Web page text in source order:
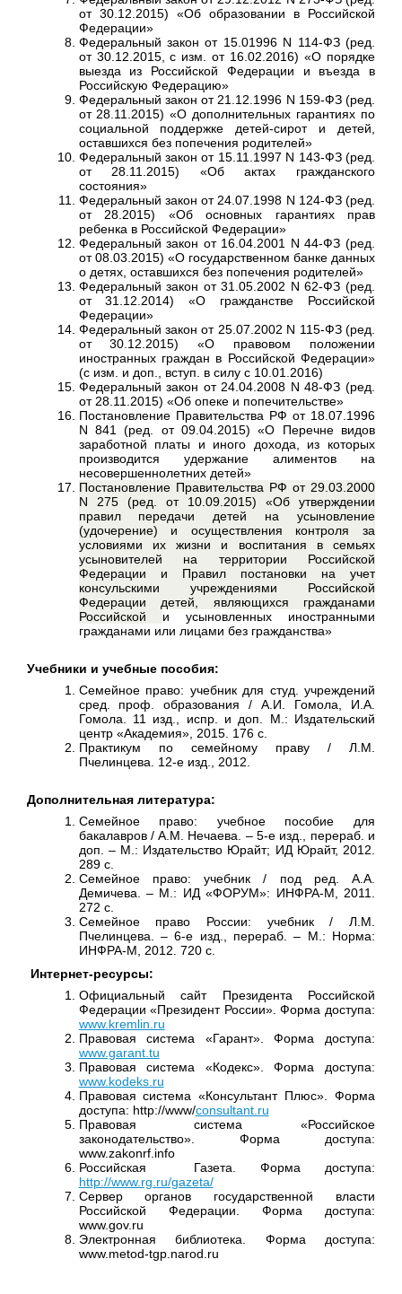
от 30.12.2015) «Об образовании в Российской
Федерации»
Федеральный закон от 15.01996 N 114-ФЗ (ред.
от 30.12.2015, с изм. от 16.02.2016) «О порядке
выезда из Российской Федерации и въезда в
Российскую Федерацию»
Федеральный закон от 21.12.1996 N 159-ФЗ (ред.
от 28.11.2015) «О дополнительных гарантиях по
социальной поддержке детей-сирот и детей,
оставшихся без попечения родителей»
Федеральный закон от 15.11.1997 N 143-ФЗ (ред.
от 28.11.2015) «Об актах гражданского
состояния»
Федеральный закон от 24.07.1998 N 124-ФЗ (ред.
от 28.2015) «Об основных гарантиях прав
ребенка в Российской Федерации»
Федеральный закон от 16.04.2001 N 44-ФЗ (ред.
от 08.03.2015) «О государственном банке данных
о детях, оставшихся без попечения родителей»
Федеральный закон от 31.05.2002 N 62-ФЗ (ред.
от 31.12.2014) «О гражданстве Российской
Федерации»
Федеральный закон от 25.07.2002 N 115-ФЗ (ред.
от 30.12.2015) «О правовом положении
иностранных граждан в Российской Федерации»
(с изм. и доп., вступ. в силу с 10.01.2016)
Федеральный закон от 24.04.2008 N 48-ФЗ (ред.
от 28.11.2015) «Об опеке и попечительстве»
Постановление Правительства РФ от 18.07.1996
N 841 (ред. от 09.04.2015) «О Перечне видов
заработной платы и иного дохода, из которых
производится удержание алиментов на
несовершеннолетних детей»
Постановление Правительства РФ от 29.03.2000
N 275 (ред. от 10.09.2015) «Об утверждении
правил передачи детей на усыновление
(удочерение) и осуществления контроля за
условиями их жизни и воспитания в семьях
усыновителей на территории Российской
Федерации и Правил постановки на учет
консульскими учреждениями Российской
Федерации детей, являющихся гражданами
Российской и усыновленных иностранными
гражданами или лицами без гражданства»
Учебники и учебные пособия:
Семейное право: учебник для студ. учреждений
сред. проф. образования / А.И. Гомола, И.А.
Гомола. 11 изд., испр. и доп. М.: Издательский
центр «Академия», 2015. 176 с.
Практикум по семейному праву / Л.М.
Пчелинцева. 12-е изд., 2012.
Дополнительная литература:
Семейное право: учебное пособие для
бакалавров / А.М. Нечаева. – 5-е изд., перераб. и
доп. – М.: Издательство Юрайт; ИД Юрайт, 2012.
289 с.
Семейное право: учебник / под ред. А.А.
Демичева. – М.: ИД «ФОРУМ»: ИНФРА-М, 2011.
272 с.
Семейное право России: учебник / Л.М.
Пчелинцева. – 6-е изд., перераб. – М.: Норма:
ИНФРА-М, 2012. 720 с.
Интернет-ресурсы:
Официальный сайт Президента Российской
Федерации «Президент России». Форма доступа:
www.kremlin.ru
Правовая система «Гарант». Форма доступа:
www.garant.tu
Правовая система «Кодекс». Форма доступа:
www.kodeks.ru
Правовая система «Консультант Плюс». Форма
доступа: http://www/consultant.ru
Правовая система «Российское
законодательство». Форма доступа:
www.zakonrf.info
Российская Газета. Форма доступа:
http://www.rg.ru/gazeta/
Сервер органов государственной власти
Российской Федерации. Форма доступа:
www.gov.ru
Электронная библиотека. Форма доступа:
www.metod-tgp.narod.ru